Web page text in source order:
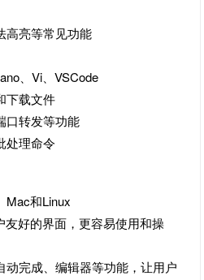
高亮等常见功能
、Vi、VSCode
下载文件
口转发等功能
处理命令
Mac和Linux
好的界面，更容易使用和操
动完成、编辑器等功能，让用户